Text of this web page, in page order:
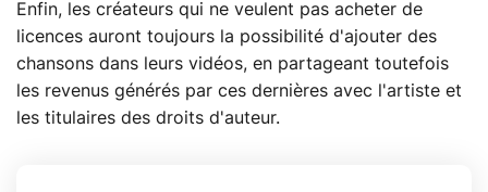
Enfin, les créateurs qui ne veulent pas acheter de
licences auront toujours la possibilité d'ajouter des
chansons dans leurs vidéos, en partageant toutefois
les revenus générés par ces dernières avec l'artiste et
les titulaires des droits d'auteur.